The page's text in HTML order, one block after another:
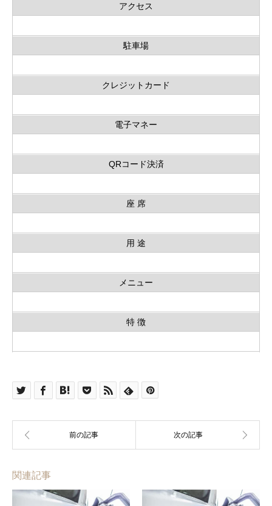
アクセス
駐車場
クレジットカード
電子マネー
QRコード決済
座 席
用 途
メニュー
特 徴
関連記事